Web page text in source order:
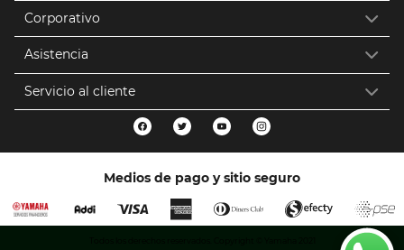
Corporativo
Asistencia
Servicio al cliente
Medios de pago y sitio seguro